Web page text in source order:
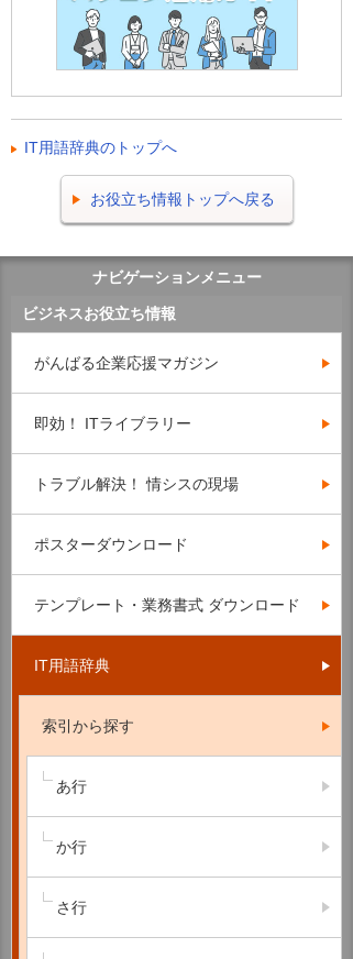
IT用語辞典のトップへ
お役立ち情報トップへ戻る
ナビゲーションメニュー
ビジネスお役立ち情報
がんばる企業応援マガジン
即効！ ITライブラリー
トラブル解決！ 情シスの現場
ポスターダウンロード
テンプレート・業務書式 ダウンロード
IT用語辞典
索引から探す
あ行
か行
さ行